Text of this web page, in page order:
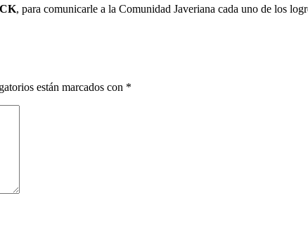
, para comunicarle a la Comunidad Javeriana cada uno de los
están marcados con *